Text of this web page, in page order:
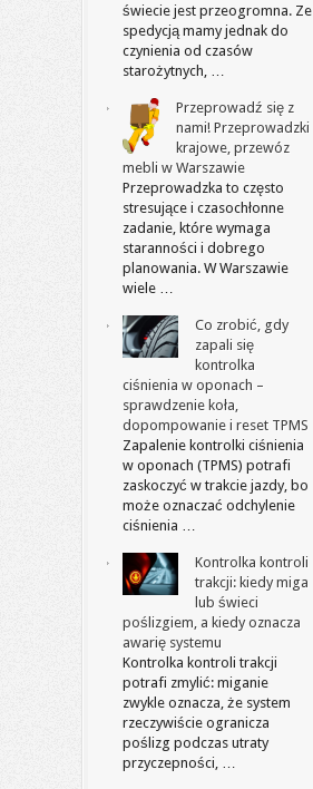
świecie jest przeogromna. Ze
spedycją mamy jednak do
czynienia od czasów
starożytnych, …
Przeprowadź się z
nami! Przeprowadzki
krajowe, przewóz
mebli w Warszawie
Przeprowadzka to często
stresujące i czasochłonne
zadanie, które wymaga
staranności i dobrego
planowania. W Warszawie
wiele …
Co zrobić, gdy
zapali się
kontrolka
ciśnienia w oponach –
sprawdzenie koła,
dopompowanie i reset TPMS
Zapalenie kontrolki ciśnienia
w oponach (TPMS) potrafi
zaskoczyć w trakcie jazdy, bo
może oznaczać odchylenie
ciśnienia …
Kontrolka kontroli
trakcji: kiedy miga
lub świeci
poślizgiem, a kiedy oznacza
awarię systemu
Kontrolka kontroli trakcji
potrafi zmylić: miganie
zwykle oznacza, że system
rzeczywiście ogranicza
poślizg podczas utraty
przyczepności, …